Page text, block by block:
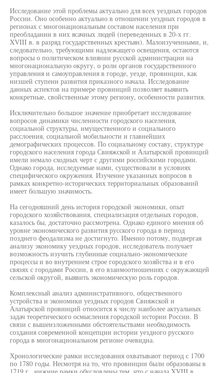
Исследование этой проблемы актуально для всех уездных городов
России. Оно особенно актуально в отношении уездных городов в
регионах с многонациональным составом населения при
преобладании в них ясачных людей (переведенных в 20-х гг.
XVIII в. в разряд государственных крестьян). Малоизученными, и,
следовательно, требующими надлежащего освещения, остаются
вопросы о политическом влиянии русской администрации на
многонациональную округу, о роли органов государственного
управления и самоуправления в городе, уезде, провинции, как
низшей ступени развития приказного начала. Исследование
данных аспектов на примере провинций позволяет выявить
конкретные, свойственные этому региону, особенности развития.
Исключительно большое значение приобретает исследование
вопросов динамики численности городского населения,
социальной структуры, имущественного и социального
расслоения, социальной мобильности и главнейших
демографических процессов. По социальному составу, структуре
городского населения города Свияжской и Алатырской провинций
имели немало сходных черт с другими российскими городами.
Однако города, исследуемые нами, существовали в условиях
специфического окружения. Изучение указанных вопросов в
рамках конкретно-исторических территориальных образований
имеет большую значимость.
На сегодняшний день история городской экономики, опыт
городского хозяйствования, специализация отдельных городов,
казалось бы, достаточно рассмотрена. Однако единого мнения об
уровне экономического развития русского города в период
позднего феодализма не достигнуто. Именно потому, подвергая
анализу экономику уездных городов, исследователь получает
возможность изучить глубинные социально-экономические
процессы и во внутреннем строе городского хозяйства и в его
связях с городами России, в его взаимоотношениях с окружающей
сельской округой, выявить экономическую роль городов.
Комплексный анализ административного, общественного
устройства и экономики уездных городов Свияжской и
Алатырской провинций относится к числу наиболее актуальных
задач теоретического осмысления городской истории России. В
связи с вышеизложенными обстоятельствами необходимость
создания современной концепции истории уездного русского
города в многонациональном регионе очевидна.
Хронологические рамки исследования охватывают период с 1700
по 1780 годы. Несмотря на то, что провинции были образованы в